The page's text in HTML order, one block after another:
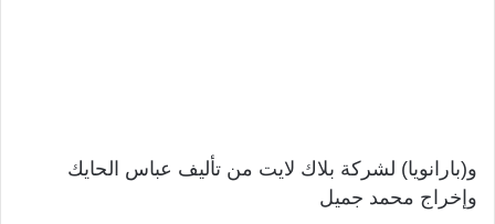
و(بارانويا) لشركة بلاك لايت من تأليف عباس الحايك
وإخراج محمد جميل